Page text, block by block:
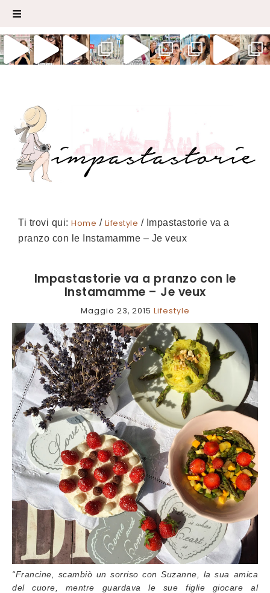
Ti trovi qui: Home / Lifestyle /Impastastorie va a
pranzo con le Instamamme – Je veux
Impastastorie va a pranzo con le
Instamamme – Je veux
Maggio 23, 2015 Lifestyle
“Francine, scambiò un sorriso con Suzanne, la sua amica
del cuore, mentre guardava le sue figlie giocare al